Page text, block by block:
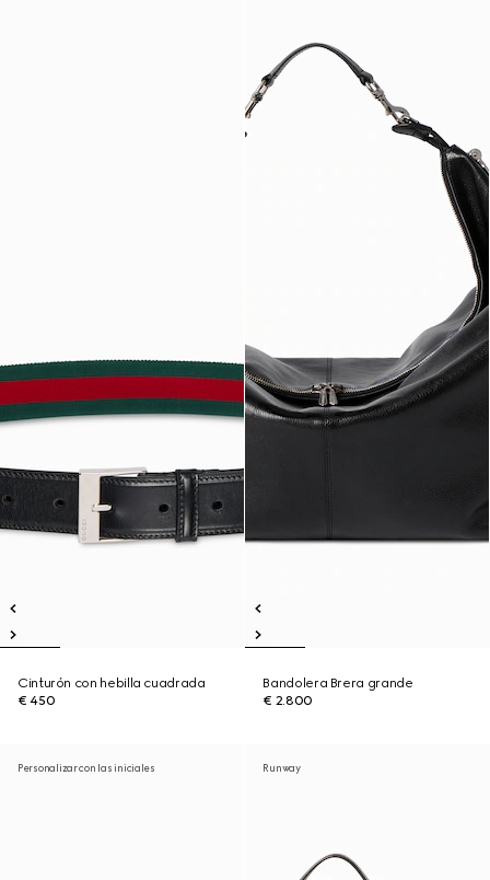
Cinturón con hebilla cuadrada
€ 450
Bandolera Brera grande
€ 2.800
Personalizar con las iniciales Runway